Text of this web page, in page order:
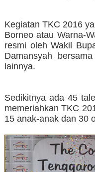
Kegiatan TKC 2016
Borneo atau Warna-
resmi oleh Wakil
Damansyah
lainnya.
Sedikitnya ada 45
memeriahkan TKC
15 anak-anak dan 30